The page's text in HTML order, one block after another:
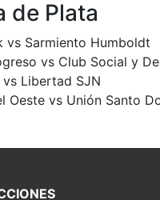
de Plata
vs Sarmiento Humboldt
vs Club Social y
vs Libertad SJN
Oeste vs Unión Santo